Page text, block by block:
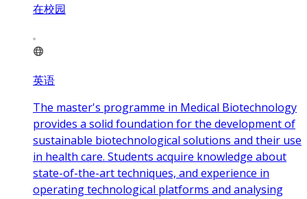
在校园
英语
The master's programme in Medical Biotechnology
provides a solid foundation for the development of
sustainable biotechnological solutions and their use
in health care. Students acquire knowledge about
state-of-the-art techniques, and experience in
operating technological platforms and analysing